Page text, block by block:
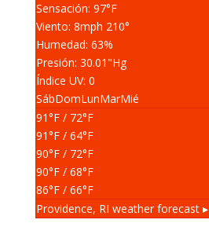
Sensación: 97°F
Viento: 8mph 210°
Humedad: 63%
Presión: 30.01 "Hg
Índice UV: 0
SábDomLunMarMié
91°F/ 72°F
91°F/ 64°F
90°F/ 72°F
90°F/ 68°F
86°F/ 66°F
Providence, RI weather forecast ▸